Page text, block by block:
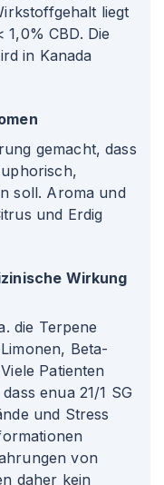
liegt
CBD. Die
in Kanada
gemacht, dass
soll. Aroma und
und Erdig
Wirkung
die Terpene
Beta-
Patienten
enua 21/1 SG
und Stress
von
daher kein